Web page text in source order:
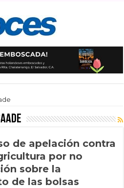
de apelación contra
por no
sobre la
de las bolsas